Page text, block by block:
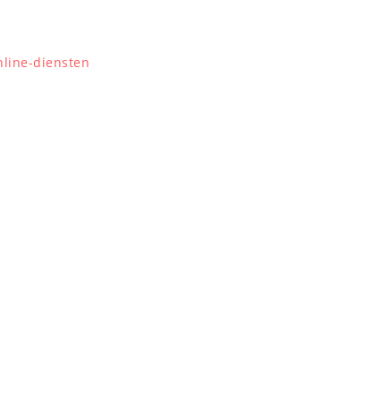
diensten